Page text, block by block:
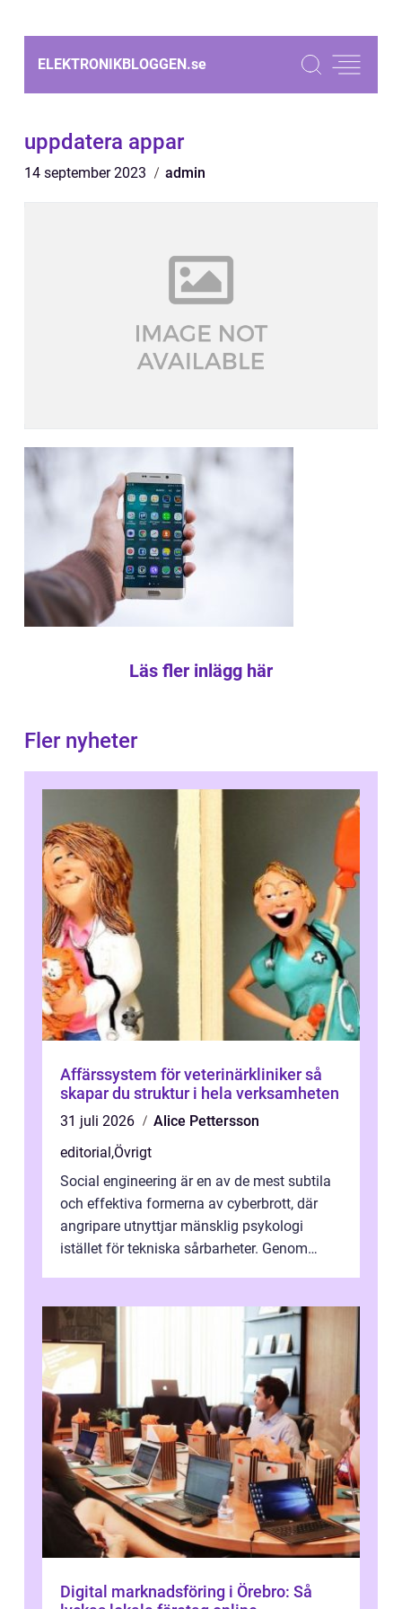
ELEKTRONIKBLOGGEN.se
uppdatera appar
14 september 2023 admin
Läs fler inlägg här
Fler nyheter
Affärssystem för veterinärkliniker så
skapar du struktur i hela verksamheten
31 juli 2026
Alice Pettersson
editorial,Övrigt
Social engineering är en av de mest subtila
och effektiva formerna av cyberbrott, där
angripare utnyttjar mänsklig psykologi
istället för tekniska sårbarheter. Genom
Digital marknadsföring i Örebro: Så